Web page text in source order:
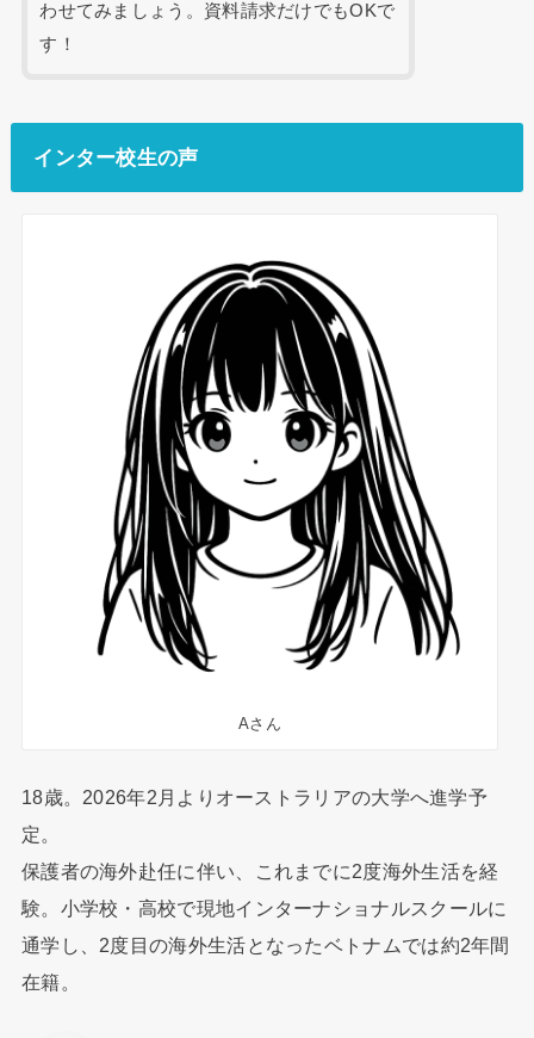
わせてみましょう。資料請求だけでもOKで
す！
インター校生の声
Aさん
18歳。2026年2月よりオーストラリアの大学へ進学予
定。
保護者の海外赴任に伴い、これまでに2度海外生活を経
験。小学校・高校で現地インターナショナルスクールに
通学し、2度目の海外生活となったベトナムでは約2年間
在籍。